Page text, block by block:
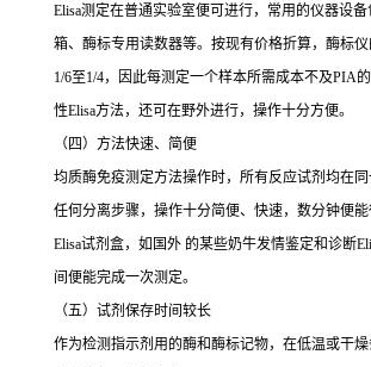
Elisa测定在普通实验室便可进行，常用的仪器设
箱、酶标专用读数器等。按现有价格折算，酶标
1/6至1/4，因此每测定一个样本所需成本不及PIA的
性Elisa方法，还可在野外进行，操作十分方便。
（四）方法快速、简便
均质酶免疫测定方法操作时，所有反应试剂均在
任何分离步骤，操作十分简便、快速，数分钟便
Elisa试剂盒，如国外 的某些奶牛发情鉴定和诊断
间便能完成一次测定。
（五）试剂保存时间较长
作为检测指示剂用的酶和酶标记物，在低温或干燥